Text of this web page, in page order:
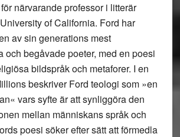
närvarande professor i litterär
of California. Ford har
av sin generations mest
och begåvade poeter, med en poesi
bildspråk och metaforer. I en
beskriver Ford teologi som »en
vars syfte är att synliggöra den
mellan människans språk och
poesi söker efter sätt att förmedla